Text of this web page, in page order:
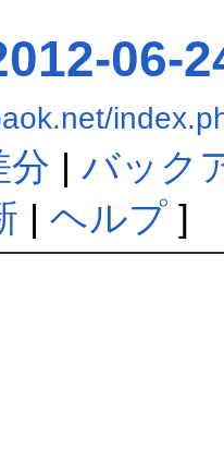
06-
分 | バック
| ヘルプ]